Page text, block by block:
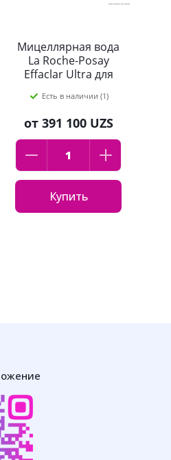
Мицеллярная вода
La Roche-Posay
Effaclar Ultra для
чувствительной
кожи 400 мл
Есть в наличии (1)
от 391 100 UZS
Купить